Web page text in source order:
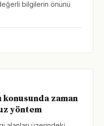
bilgilerin önünü
zaman
yöntem